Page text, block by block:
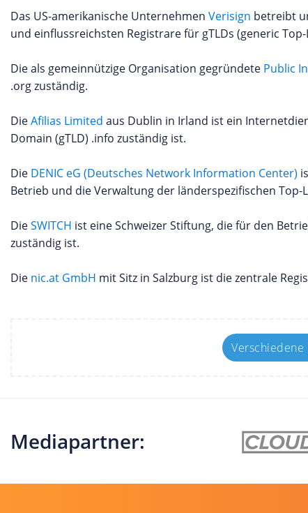
Das US-amerikanische Unternehmen Verisign betreibt
und einflussreichsten Registrare für gTLDs (generic
Die als gemeinnützige Organisation gegründete Public
.org zuständig.
DieAfilias Limited aus Dublin in Irland ist ein
Domain (gTLD) .info zuständig ist.
Die DENIC eG (Deutsches Network Information Center)
Betrieb und die Verwaltung der länderspezifischen Top-
DieSWITCH ist eine Schweizer Stiftung, die für den
zuständig ist.
Die nic.at GmbH mit Sitz in Salzburg ist die zentrale
Mediapartner: